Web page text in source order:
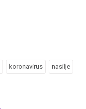
koronavirus nasilje